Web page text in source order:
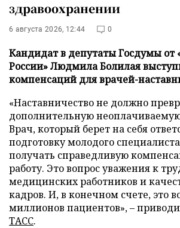
здравоохранении
6 августа 2026, 12:44 0
Кандидат в депутаты Госдумы от
России» Людмила Болилая
компенсаций для врачей-
«Наставничество не должно
дополнительную
Врач, который берет на себя
подготовку молодого
получать справедливую
работу. Это вопрос уважения к
медицинских работников и
кадров. И, в конечном счете, это
миллионов пациентов», –
ТАСС.